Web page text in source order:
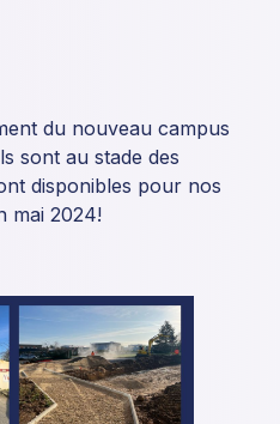
du nouveau campus
sont au stade des
disponibles pour nos
mai 2024!